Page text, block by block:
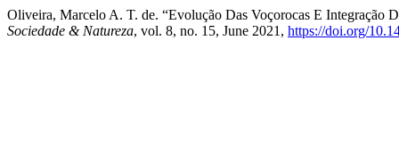
Oliveira, Marcelo A. T. de. “Evolução Das Voçorocas E Integração
Sociedade & Natureza, vol. 8, no. 15, June 2021, https://doi.org/